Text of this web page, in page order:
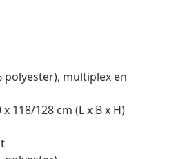
polyester), multiplex en
118/128 cm (L x B x H)